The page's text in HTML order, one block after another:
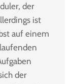
der
ist
auf einem
der